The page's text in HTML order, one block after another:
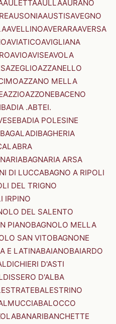
AULETTAAULLAAURANO
AUSONIAAUSTISAVEGNO
AVELLINOAVERARAAVERSA
AVIATICOAVIGLIANA
AVIOAVISEAVOLA
AZEGLIOAZZANELLO
AZZANO MELLA
AZZIOAZZONEBACENO
BADIA .ABTEI.
BADIA POLESINE
BAGALADIBAGHERIA
BAGNARIA ARSA
DI LUCCABAGNO A RIPOLI
DEL TRIGNO
IRPINO
DEL SALENTO
PIANOBAGNOLO MELLA
SAN VITOBAGNONE
E LATINABAIANOBAIARDO
D'ASTI
D'ALBA
BALESTRINO
BALOCCO
BANARIBANCHETTE